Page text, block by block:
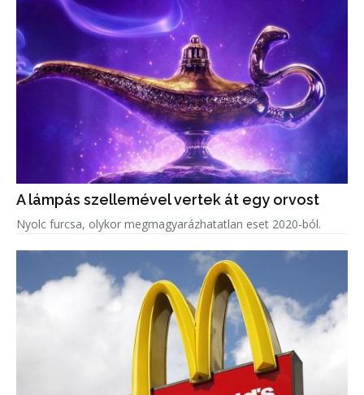
A lámpás szellemével vertek át egy orvost
Nyolc furcsa, olykor megmagyarázhatatlan eset 2020-ból.